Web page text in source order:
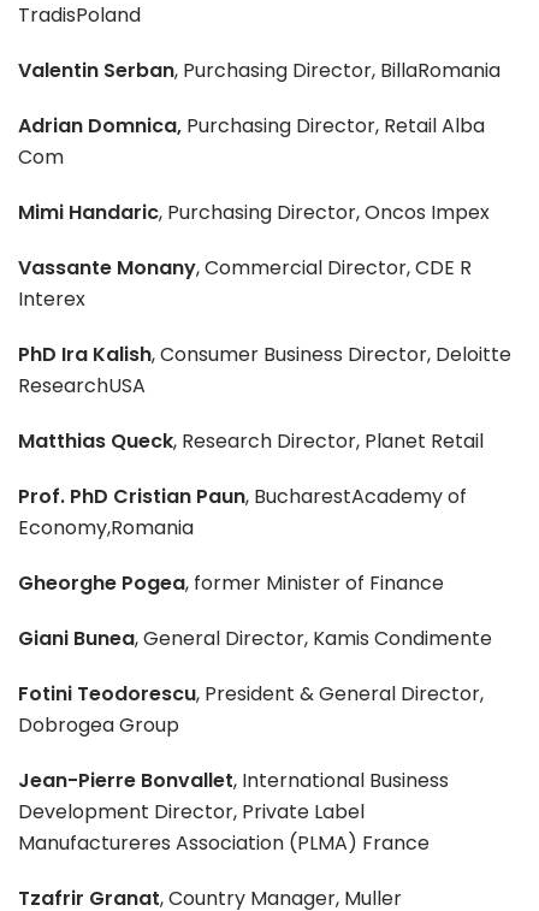
TradisPoland
Valentin Serban, Purchasing Director, BillaRomania
Adrian Domnica, Purchasing Director, Retail Alba
Com
Mimi Handaric, Purchasing Director, Oncos Impex
Vassante Monany, Commercial Director, CDE R
Interex
PhD Ira Kalish, Consumer Business Director, Deloitte
ResearchUSA
Matthias Queck, Research Director, Planet Retail
Prof. PhD Cristian Paun, BucharestAcademy of
Economy,Romania
Gheorghe Pogea, former Minister of Finance
Giani Bunea, General Director, Kamis Condimente
Fotini Teodorescu, President & General Director,
Dobrogea Group
Jean-Pierre Bonvallet, International Business
Development Director, Private Label
Manufactureres Association (PLMA) France
Tzafrir Granat, Country Manager, Muller